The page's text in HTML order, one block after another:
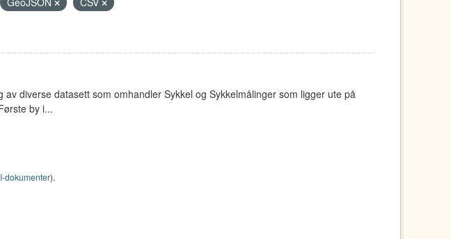
diverse datasett som omhandler Sykkel og Sykkelmålinger som ligger ute på
by i...
dokumenter).